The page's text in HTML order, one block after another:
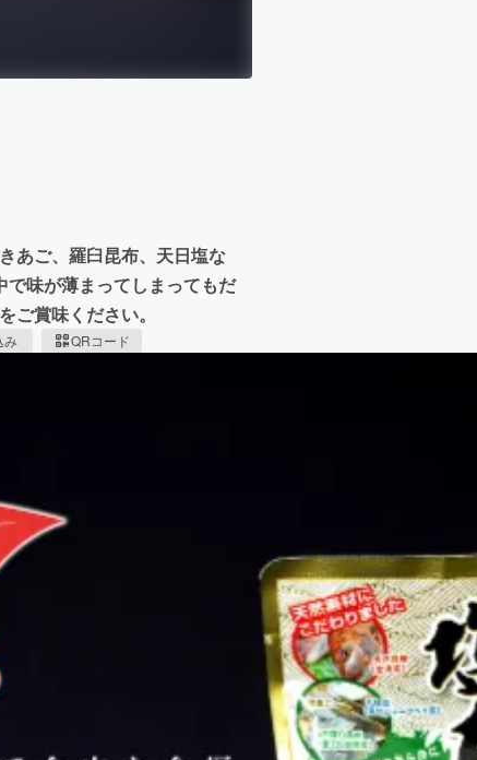
あご、羅臼昆布、天日塩な
味が薄まってしまってもだ
ご賞味ください。
み QRコード